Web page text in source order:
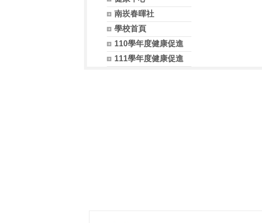
南崁春暉社
學校首頁
110學年度健康促進
111學年度健康促進